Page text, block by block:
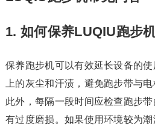
1. 如何保养LUQIU跑步
保养跑步机可以有效延长设备的
上的灰尘和汗渍，避免跑步带与
此外，每隔一段时间应检查跑步
有过度磨损。如果使用环境较为